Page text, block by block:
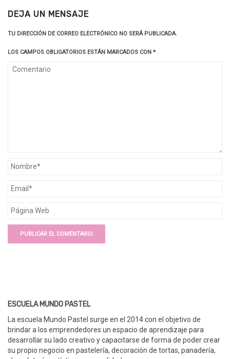
DEJA UN MENSAJE
TU DIRECCIÓN DE CORREO ELECTRÓNICO NO SERÁ PUBLICADA.
LOS CAMPOS OBLIGATORIOS ESTÁN MARCADOS CON *
ESCUELA MUNDO PASTEL
La escuela Mundo Pastel surge en el 2014 con el objetivo de
brindar a los emprendedores un espacio de aprendizaje para
desarrollar su lado creativo y capacitarse de forma de poder crear
su propio negocio en pastelería, decoración de tortas, panadería,